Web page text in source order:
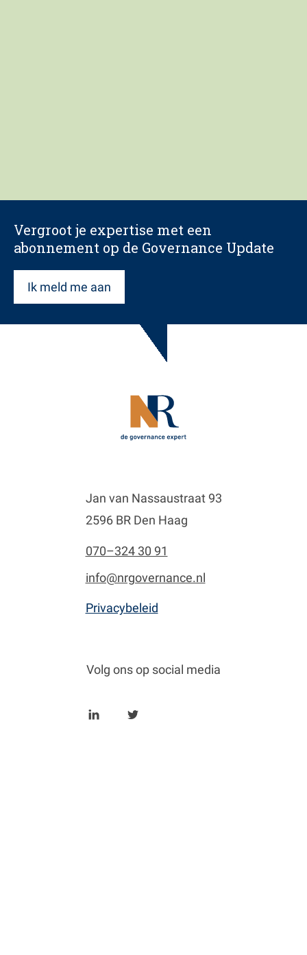
Vergroot je expertise met een
abonnement op de Governance Update
Ik meld me aan
Jan van Nassaustraat 93
2596 BR Den Haag
070–324 30 91
info@nrgovernance.nl
Privacybeleid
Volg ons op social media